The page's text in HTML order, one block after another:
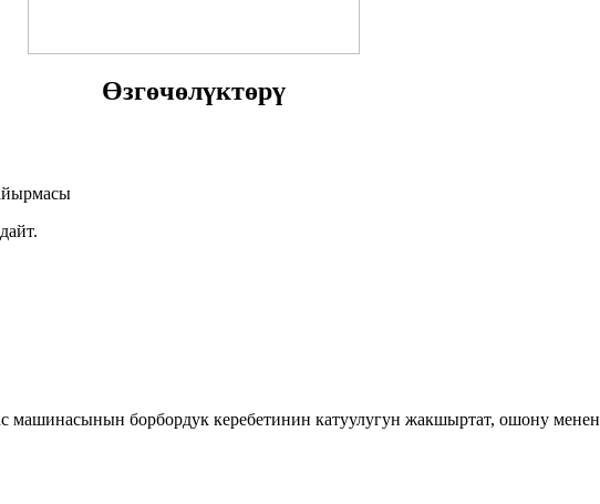
Өзгөчөлүктөрү
машинасынын борбордук керебетинин катуулугун жакшыртат, ошону менен